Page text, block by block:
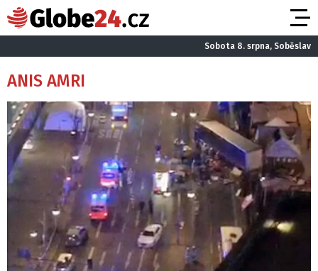
Sobota 8. srpna, Soběslav
ANIS AMRI